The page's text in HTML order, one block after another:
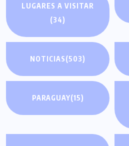
LUGARES A VISITAR
(34)
NOTICIAS(503)
PARAGUAY(15)